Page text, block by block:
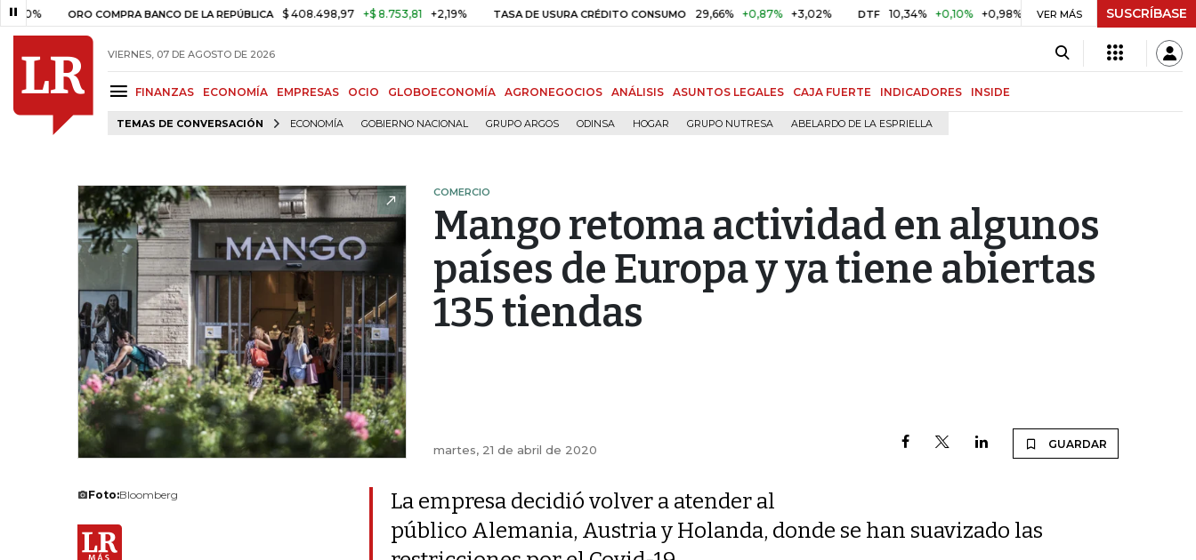
ORO COMPRA BANCO DE LA REPÚBLICA $ 408.498,97 +$ 8.753,81 +2,19% TASA DE USURA CRÉDITO CONSUMO 29,66% +0,87% +3,02% DTF 10,34% +0,10% +0,98% UVR $ 416,91 +$ 0,05 +0,01%
VER MÁS SUSCRÍBASE
VIERNES, 07 DE AGOSTO DE 2026
FINANZAS ECONOMÍA EMPRESAS OCIO GLOBOECONOMÍA AGRONEGOCIOS ANÁLISIS ASUNTOS LEGALES CAJA FUERTE INDICADORES INSIDE
TEMAS DE CONVERSACIÓN ECONOMÍA GOBIERNO NACIONAL GRUPO ARGOS ODINSA HOGAR GRUPO NUTRESA ABELARDO DE LA ESPRIELLA
COMERCIO
Mango retoma actividad en algunos
países de Europa y ya tiene abiertas
135 tiendas
martes, 21 de abril de 2020 GUARDAR
Foto:Bloomberg
La empresa decidió volver a atender al
público Alemania, Austria y Holanda, donde se han suavizado las